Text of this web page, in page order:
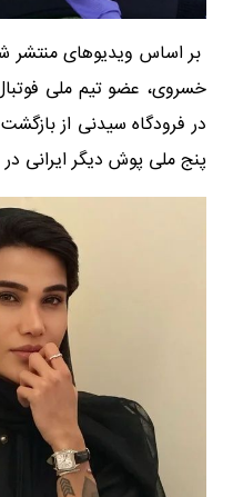
بر اساس ویدیوهای منتشر
در فرودگاه سیدنی از
پنج ملی پوش دیگر ایرانی در